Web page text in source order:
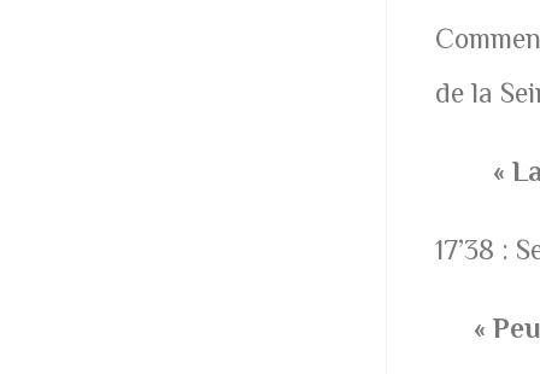
de la
«
17’38 :
«